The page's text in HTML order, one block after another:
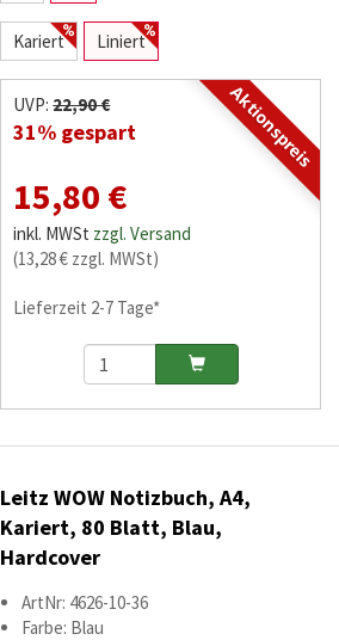
Kariert Liniert
Aktionspreis
UVP:22,90 €
31% gespart
15,80 €
inkl. MWSt zzgl. Versand
(13,28 € zzgl. MWSt)
Lieferzeit 2-7 Tage*
Leitz WOW Notizbuch, A4,
Kariert, 80 Blatt, Blau,
Hardcover
ArtNr: 4626-10-36
Farbe: Blau